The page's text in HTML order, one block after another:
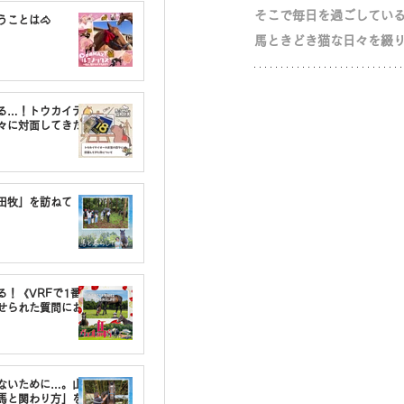
ことは🐴
…！トウカイテ
に対面してきた
牧」を訪ねて
！《VRFで1番〇
られた質問にお
いために…。山
と関わり方」を
そこで毎日を過ごしてい
馬ときどき猫な日々を綴り